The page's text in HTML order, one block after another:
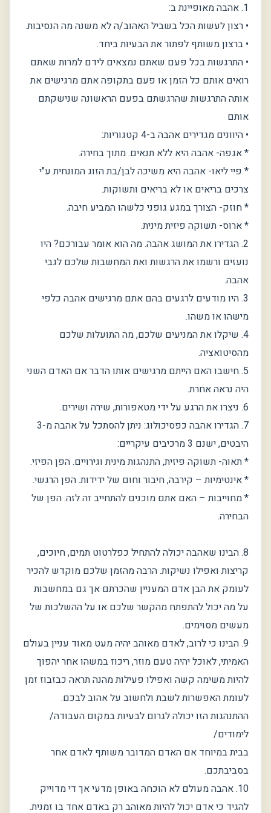
1. אהבה מאופיינת ב:
• רצון לעשות הכל בשביל האהוב/ה לא משנה מה הנסיבות.
• ברצון משותף לפתור את הבעיות ביחד.
• התרגשות בכל פעם שאתם נמצאים לידם למרות שאתם
רואים אותם כל הזמן או פעם בתקופה אתם מרגישים את
אותה התרגשות שהרגשתם בפעם הראשונה שנישקתם
אותם
• היוונים מגדירים אהבה ב-4 קטגוריות:
* אגפה- אהבה היא ללא תנאים. מתוך בחירה.
* פיי ליאו- אהבה היא משיכה לבן/בת הזוג המונחית ע"י
צרכים בריאים או לא בריאים ותשוקות.
* חוזק- הצורך במגע גופני כלשהו המביע חיבה.
* ארוס- תשוקה פיזית מינית.
2. הגדירו את המושג אהבה. מה הוא אומר עבורכם? היו
נועזים ורשמו את הרגשות ואת המחשבות שלכם לגבי
אהבה.
3. היו מודעים לרגעים בהם אתם מרגישים אהבה כלפי
מישהו או משהו.
4. שיקלו את המניעים שלכם, מה התועלות שלכם
מהסיטואציה.
5. חישבו האם הייתם מרגישים אותו הדבר אם האדם השני
היה נראה אחרת.
6. ניצרו את הרגע על ידי מטאפורות, שירה ושירים.
7. הגדירו אהבה כפסיכולוג: ניתן להסתכל על אהבה מ-3
היבטים, ישנם 3 מרכיבים עיקריים:
* תאוה- תשוקה פיזית, התנהגות מינית וגירויים. הפן הפיזי.
* אינטימיות – קירבה, חיבור וחום של ידידות. הפן הרגשי.
* מחוייבות – האם אתם מוכנים להתחייב זה לזה. הפן של
הבחירה.
8. הבינו שאהבה יכולה להתחיל כפלרטוט תמים, חיוכים,
קריצות ואפילו נשיקות. הרבה מהזמן שלכם מוקדש להכיר
לעומק את הבן אדם המעניין שהכרתם אך גם במחשבות
על מה יכול להתפתח מהקשר שלכם או על ההשלכות של
מעשים מסוימים.
9. הבינו כי לרוב, לאדם מאוהב יהיה מעט מאוד עניין בעולם
האמיתי, לאוכל יהיה טעם מוזר, ריכוז במשהו אחר יהפוך
להיות משימה קשה ואפילו פעילות מהנה תראה כבזבוז זמן
לעומת האפשרות לשבת ולחשוב על אהוב לבכם.
ההתנהגות הזו יכולה לגרום לבעיות במקום העבודה/
לימודים/
בבית במיוחד אם האדם המדובר משותף לאדם אחר
בסביבתכם.
10. אהבה מעולם לא הוכחה באופן מדעי אך די מדוייק
להגיד כי אדם יכול להיות מאוהב רק באדם אחד בו זמנית.